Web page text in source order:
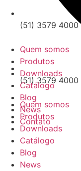
(51) 3579 4000
Quem somos
Produtos
Downloads
Catálogo
Blog
News
(51) 3579 4000
Quem somos
Produtos
Downloads
Catálogo
Blog
News
Contato